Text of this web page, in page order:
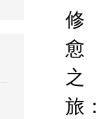
修
愈
之
旅：